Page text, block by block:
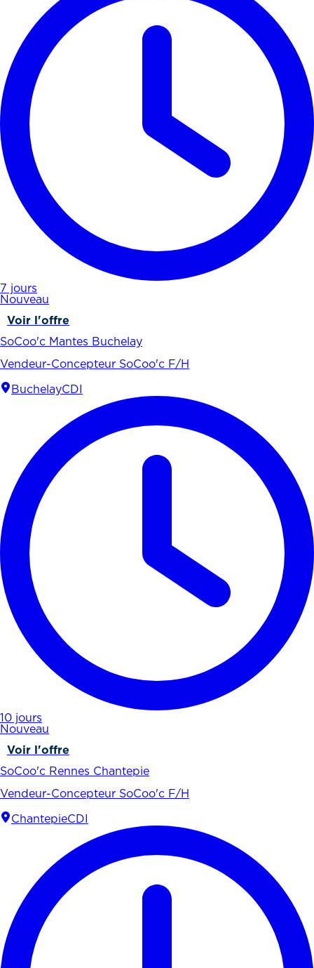
7 jours
Nouveau
Voir l'offre
SoCoo'c Mantes Buchelay
Vendeur-Concepteur SoCoo'c F/H
BuchelayCDI
10 jours
Nouveau
Voir l'offre
SoCoo'c Rennes Chantepie
Vendeur-Concepteur SoCoo'c F/H
ChantepieCDI